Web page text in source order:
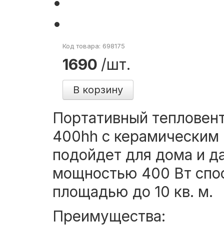
Код товара: 698175
1690 /шт.
В корзину
Портативный
400hh с
подойдет для дома и
мощностью 400 Вт
площадью до 10 кв. м.
Преимущества: